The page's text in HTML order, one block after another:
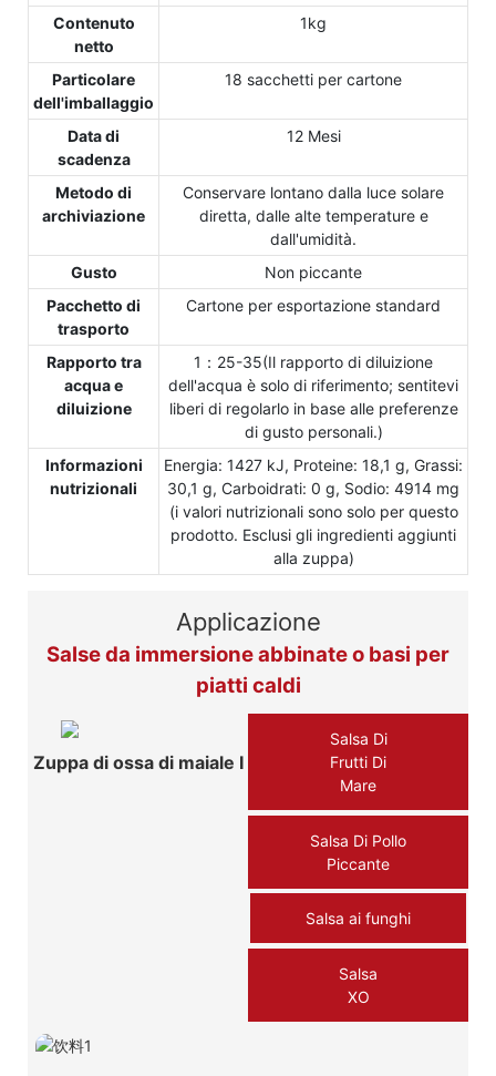
Contenuto
netto
1kg
Particolare
dell'imballaggio
18 sacchetti per cartone
Data di
scadenza
12 Mesi
Metodo di
archiviazione
Conservare lontano dalla luce solare
diretta, dalle alte temperature e
dall'umidità.
Gusto
Non piccante
Pacchetto di
trasporto
Cartone per esportazione standard
Rapporto tra
acqua e
diluizione
1：25-35(Il rapporto di diluizione
dell'acqua è solo di riferimento; sentitevi
liberi di regolarlo in base alle preferenze
di gusto personali.)
Informazioni
nutrizionali
Energia: 1427 kJ, Proteine: 18,1 g, Grassi:
30,1 g, Carboidrati: 0 g, Sodio: 4914 mg
(i valori nutrizionali sono solo per questo
prodotto. Esclusi gli ingredienti aggiunti
alla zuppa)
Applicazione
Salse da immersione abbinate o basi per
piatti caldi
Zuppa di ossa di maiale Ⅰ
Salsa Di
Frutti Di
Mare
Salsa Di Pollo
Piccante
Salsa ai funghi
Salsa
XO